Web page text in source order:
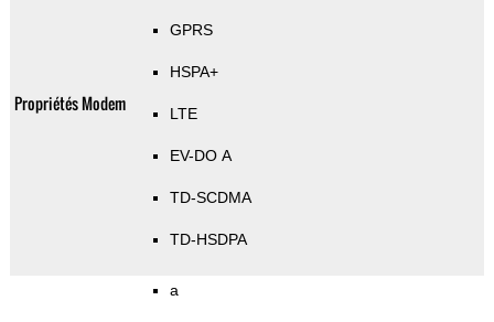
Propriétés Modem
GPRS
HSPA+
LTE
EV-DO A
TD-SCDMA
TD-HSDPA
a